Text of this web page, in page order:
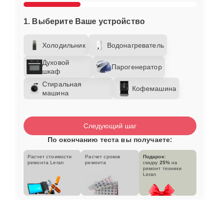
1. Выберите Ваше устройство
Холодильник Водонагреватель
Духовой
шкаф
Парогенератор
Стиральная
машина
Кофемашина
Следующий шаг
По окончанию теста вы получаете:
Расчет стоимости
ремонта Leran
Расчет сроков
ремонта
Подарок:
скидку 25% на
ремонт техники
Leran